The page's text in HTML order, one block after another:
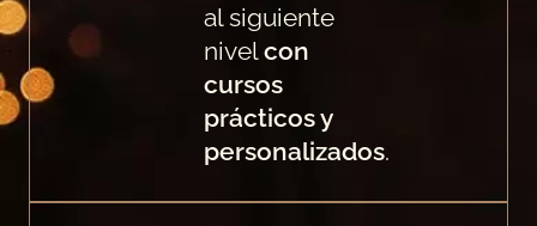
al siguiente
nivelcon
cursos
prácticos y
personalizados.